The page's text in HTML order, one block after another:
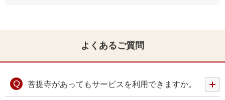
よくあるご質問
菩提寺があってもサービスを利用できますか。